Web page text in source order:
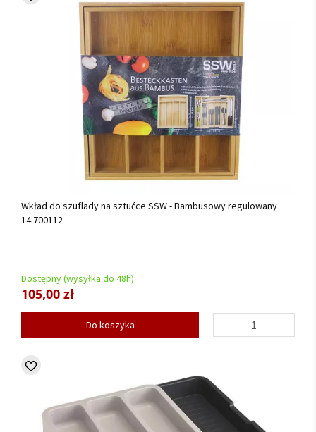
Wkład do szuflady na sztućce SSW - Bambusowy regulowany
14.700112
Dostępny (wysyłka do 48h)
105,00 zł
Do koszyka